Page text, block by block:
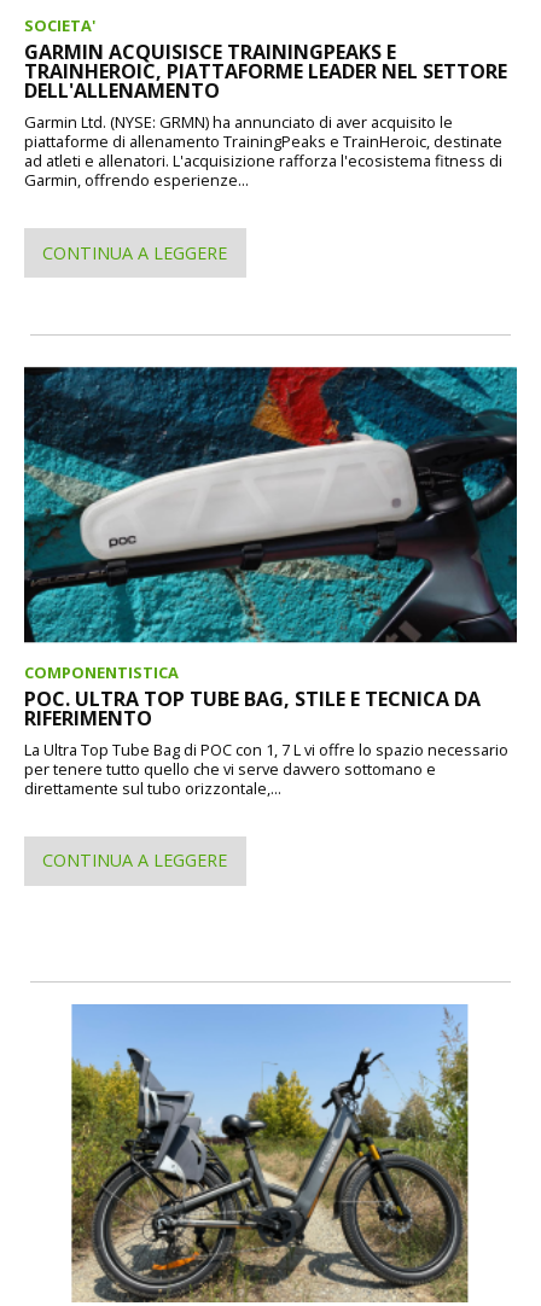
SOCIETA'
GARMIN ACQUISISCE TRAININGPEAKS E
TRAINHEROIC, PIATTAFORME LEADER NEL SETTORE
DELL'ALLENAMENTO
Garmin Ltd. (NYSE: GRMN) ha annunciato di aver acquisito le
piattaforme di allenamento TrainingPeaks e TrainHeroic, destinate
ad atleti e allenatori. L'acquisizione rafforza l'ecosistema fitness di
Garmin, offrendo esperienze...
CONTINUA A LEGGERE
COMPONENTISTICA
POC. ULTRA TOP TUBE BAG, STILE E TECNICA DA
RIFERIMENTO
La Ultra Top Tube Bag di POC con 1, 7 L vi offre lo spazio necessario
per tenere tutto quello che vi serve davvero sottomano e
direttamente sul tubo orizzontale,...
CONTINUA A LEGGERE